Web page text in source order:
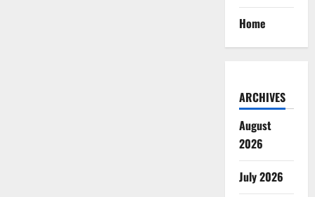
Home
ARCHIVES
August
2026
July 2026